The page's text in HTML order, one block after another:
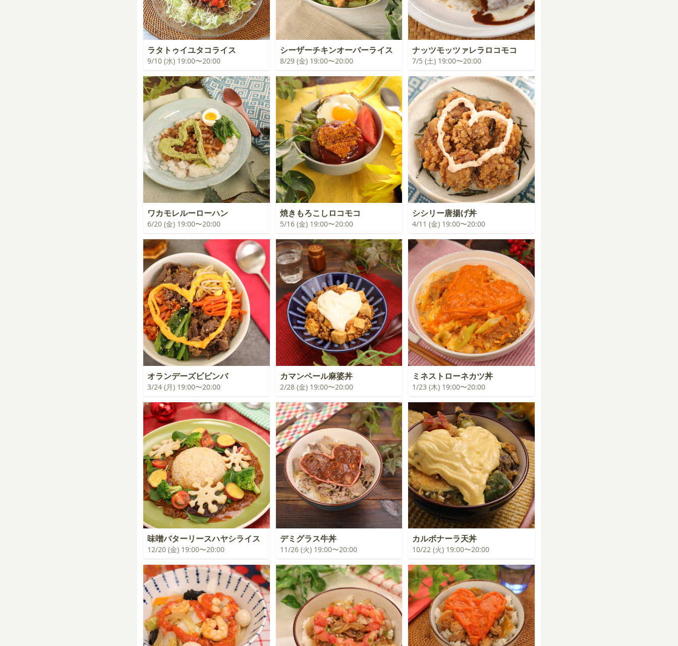
ラタトゥイユタコライス
9/10 (水) 19:00〜20:00
シーザーチキンオーバーライス
8/29 (金) 19:00〜20:00
ナッツモッツァレラロコモコ
7/5 (土) 19:00〜20:00
ワカモレルーローハン
6/20 (金) 19:00〜20:00
焼きもろこしロコモコ
5/16 (金) 19:00〜20:00
シシリー唐揚げ丼
4/11 (金) 19:00〜20:00
オランデーズビビンバ
3/24 (月) 19:00〜20:00
カマンベール麻婆丼
2/28 (金) 19:00〜20:00
ミネストローネカツ丼
1/23 (木) 19:00〜20:00
味噌バターリースハヤシライス
12/20 (金) 19:00〜20:00
デミグラス牛丼
11/26 (火) 19:00〜20:00
カルボナーラ天丼
10/22 (火) 19:00〜20:00